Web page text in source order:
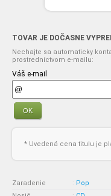
TOVAR JE DOČASNE
Nechajte sa automaticky
prostredníctvom e-mailu:
Váš e-mail
OK
* Uvedená cena titulu je
Zaradenie : Pop